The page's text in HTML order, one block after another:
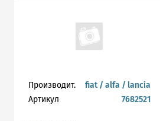
Производит.
fiat / alfa / lancia
Артикул
7682521